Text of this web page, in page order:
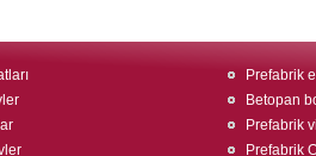
Prefabrik
Betopan
Prefabrik
Prefabrik